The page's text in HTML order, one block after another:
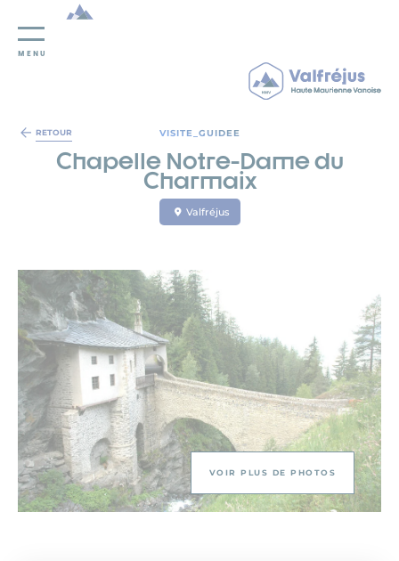
Panneau de gestion des cookies
MENU
RETOUR VISITE_GUIDEE
Chapelle Notre-Dame du
Charmaix
Valfréjus
VOIR PLUS DE PHOTOS